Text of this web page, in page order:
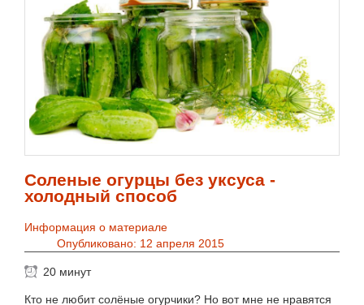
Соленые огурцы без уксуса -
холодный способ
Информация о материале
Опубликовано: 12 апреля 2015
20 минут
Кто не любит солёные огурчики? Но вот мне не нравятся